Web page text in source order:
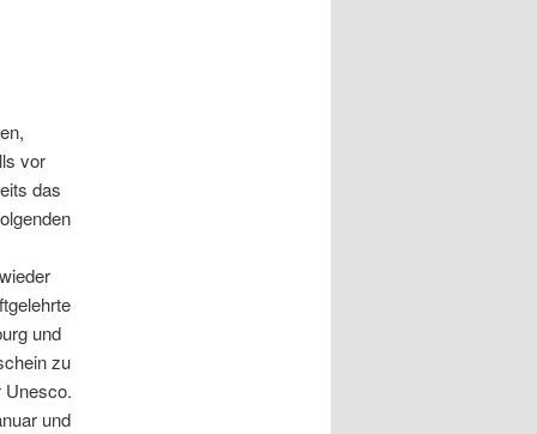
vor
das
und
zu
Unesco.
und